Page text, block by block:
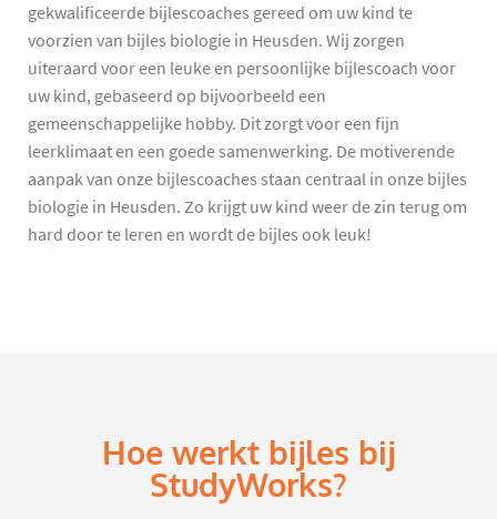
gekwalificeerde bijlescoaches gereed om uw kind te
voorzien van bijles biologie in Heusden. Wij zorgen
uiteraard voor een leuke en persoonlijke bijlescoach voor
uw kind, gebaseerd op bijvoorbeeld een
gemeenschappelijke hobby. Dit zorgt voor een fijn
leerklimaat en een goede samenwerking. De motiverende
aanpak van onze bijlescoaches staan centraal in onze bijles
biologie in Heusden. Zo krijgt uw kind weer de zin terug om
hard door te leren en wordt de bijles ook leuk!
Hoe werkt bijles bij
StudyWorks?